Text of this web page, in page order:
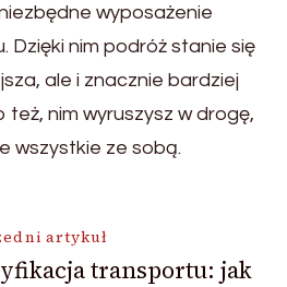
wyposażenie
Dzięki nim podróż stanie się
ale i znacznie bardziej
nim wyruszysz w drogę,
wszystkie ze sobą.
artykuł
transportu: jak